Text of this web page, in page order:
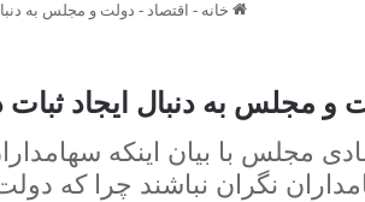
خانه - اقتصاد - دولت و مجلس به
و مجلس به دنبال ایجاد ثبات
مجلس با بیان اینکه سهامداران
نگران نباشند چرا که